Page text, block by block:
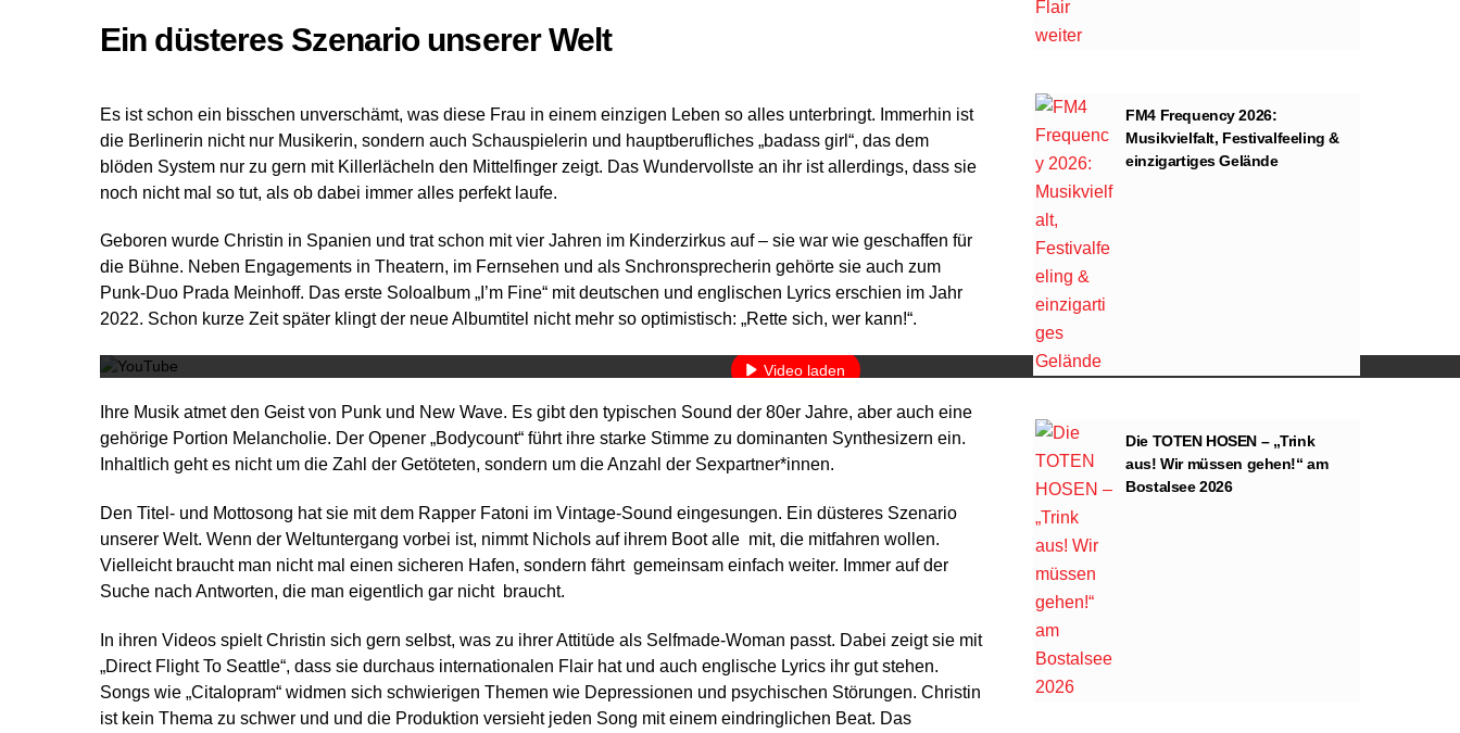
Ein düsteres Szenario unserer Welt
Es ist schon ein bisschen unverschämt, was diese Frau in einem einzigen Leben so alles unterbringt. Immerhin ist
die Berlinerin nicht nur Musikerin, sondern auch Schauspielerin und hauptberufliches „badass girl“, das dem
blöden System nur zu gern mit Killerlächeln den Mittelfinger zeigt. Das Wundervollste an ihr ist allerdings, dass sie
noch nicht mal so tut, als ob dabei immer alles perfekt laufe.
Geboren wurde Christin in Spanien und trat schon mit vier Jahren im Kinderzirkus auf – sie war wie geschaffen für
die Bühne. Neben Engagements in Theatern, im Fernsehen und als Snchronsprecherin gehörte sie auch zum
Punk-Duo Prada Meinhoff. Das erste Soloalbum „I’m Fine“ mit deutschen und englischen Lyrics erschien im Jahr
2022. Schon kurze Zeit später klingt der neue Albumtitel nicht mehr so optimistisch: „Rette sich, wer kann!“.
Mit dem Laden des Videos akzeptieren Sie die Datenschutzerklärung von YouTube.
Mehr erfahren
Video laden
YouTube immer entsperren
Ihre Musik atmet den Geist von Punk und New Wave. Es gibt den typischen Sound der 80er Jahre, aber auch eine
gehörige Portion Melancholie. Der Opener „Bodycount“ führt ihre starke Stimme zu dominanten Synthesizern ein.
Inhaltlich geht es nicht um die Zahl der Getöteten, sondern um die Anzahl der Sexpartner*innen.
Den Titel- und Mottosong hat sie mit dem Rapper Fatoni im Vintage-Sound eingesungen. Ein düsteres Szenario
unserer Welt. Wenn der Weltuntergang vorbei ist, nimmt Nichols auf ihrem Boot alle mit, die mitfahren wollen.
Vielleicht braucht man nicht mal einen sicheren Hafen, sondern fährt gemeinsam einfach weiter. Immer auf der
Suche nach Antworten, die man eigentlich gar nicht braucht.
In ihren Videos spielt Christin sich gern selbst, was zu ihrer Attitüde als Selfmade-Woman passt. Dabei zeigt sie mit
„Direct Flight To Seattle“, dass sie durchaus internationalen Flair hat und auch englische Lyrics ihr gut stehen.
Songs wie „Citalopram“ widmen sich schwierigen Themen wie Depressionen und psychischen Störungen. Christin
ist kein Thema zu schwer und und die Produktion versieht jeden Song mit einem eindringlichen Beat. Das
FM4 Frequency 2026:
Musikvielfalt, Festivalfeeling &
einzigartiges Gelände
Die TOTEN HOSEN – „Trink
aus! Wir müssen gehen!“ am
Bostalsee 2026